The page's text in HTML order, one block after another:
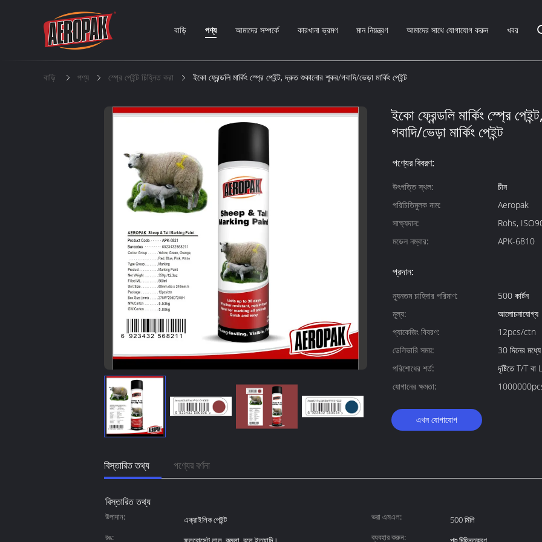
বাড়ি পণ্য আমাদের সম্পর্কে কারখানা ভ্রমণ মান নিয়ন্ত্রণ আমাদের সাথে যোগাযোগ করুন খবর
বাড়ি পণ্য স্প্রে পেইন্ট চিহ্নিত করা ইকো ফ্রেন্ডলি মার্কিং স্প্রে পেইন্ট, দ্রুত শুকানোর শূকর/গবাদি/ভেড়া মার্কিং পেইন্ট
ইকো ফ্রেন্ডলি মার্কিং স্প্রে
গবাদি/ভেড়া মার্কিং পেইন্ট
পণ্যের বিবরণ:
উৎপত্তি স্থল:
চীন
পরিচিতিমুলক নাম:
Aeropak
সাক্ষ্যদান:
Rohs,
মডেল নম্বার:
APK-6810
প্রদান:
ন্যূনতম চাহিদার পরিমাণ:
500 কার্টন
মূল্য:
আলোচনাযোগ্য
প্যাকেজিং বিবরণ:
12pcs/ctn
ডেলিভারি সময়:
30 দিনের মধ্যে
পরিশোধের শর্ত:
দৃষ্টিতে T/T বা
যোগানের ক্ষমতা:
এখন যোগাযোগ
বিস্তারিত তথ্য পণ্যের বর্ণনা
বিস্তারিত তথ্য
উপাদান: এক্রাইলিক পেইন্ট ভরা এমএল:
500 মিলি
রঙ:
ব্যবহার করুন: